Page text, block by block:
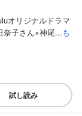
オリジナルドラマ
奈子さん×神尾...も
試し読み